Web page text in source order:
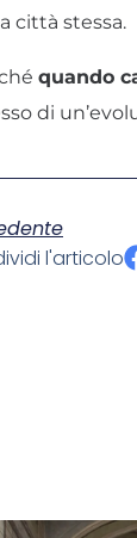
città stessa.
quando
di
l'articolo